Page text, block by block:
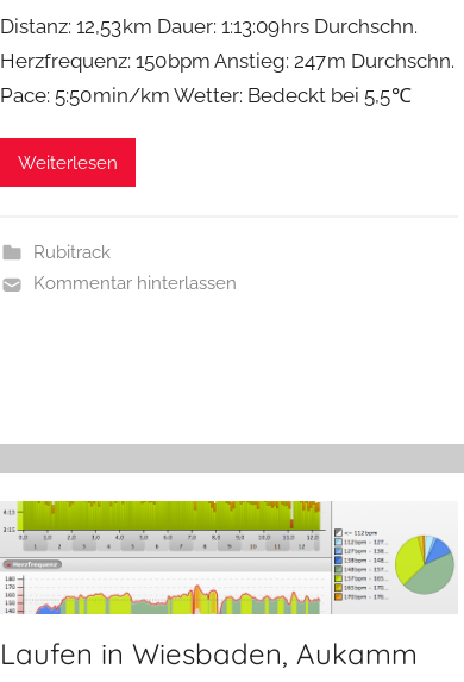
Distanz: 12,53 km Dauer: 1:13:09 hrs Durchschn.
Herzfrequenz: 150 bpm Anstieg: 247 m Durchschn.
Pace: 5:50 min/km Wetter: Bedeckt bei 5,5 ℃
Weiterlesen
Rubitrack
Kommentar hinterlassen
Laufen in Wiesbaden, Aukamm